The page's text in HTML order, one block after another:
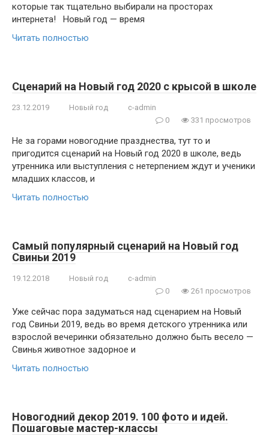
которые так тщательно выбирали на просторах
интернета! Новый год — время
Читать полностью
Сценарий на Новый год 2020 с крысой в школе
23.12.2019 Новый год
c-admin
0
331 просмотров
Не за горами новогодние празднества, тут то и
пригодится сценарий на Новый год 2020 в школе, ведь
утренника или выступления с нетерпением ждут и ученики
младших классов, и
Читать полностью
Самый популярный сценарий на Новый год
Свиньи 2019
19.12.2018 Новый год
c-admin
0
261 просмотров
Уже сейчас пора задуматься над сценарием на Новый
год Свиньи 2019, ведь во время детского утренника или
взрослой вечеринки обязательно должно быть весело —
Свинья животное задорное и
Читать полностью
Новогодний декор 2019. 100 фото и идей.
Пошаговые мастер-классы